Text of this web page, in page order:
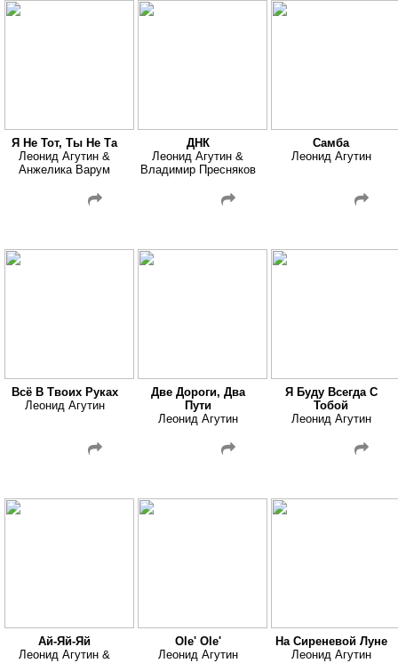
Я Не Тот, Ты Не Та
Леонид Агутин &
Анжелика Варум
ДНК
Леонид Агутин &
Владимир Пресняков
Самба
Леонид Агутин
Всё В Твоих Руках
Леонид Агутин
Две Дороги, Два
Пути
Леонид Агутин
Я Буду Всегда С
Тобой
Леонид Агутин
Ай-Яй-Яй
Леонид Агутин &
Ole' Ole'
Леонид Агутин
На Сиреневой Луне
Леонид Агутин